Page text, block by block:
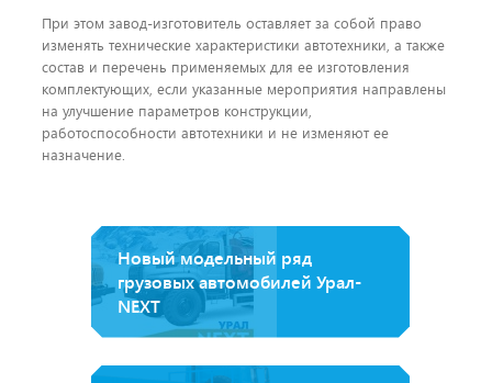
При этом завод-изготовитель оставляет за собой право
изменять технические характеристики автотехники, а также
состав и перечень применяемых для ее изготовления
комплектующих, если указанные мероприятия направлены
на улучшение параметров конструкции,
работоспособности автотехники и не изменяют ее
назначение.
Новый модельный ряд
грузовых автомобилей Урал-
NEXT